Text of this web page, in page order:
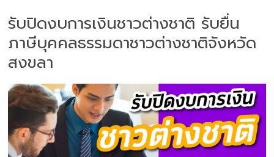
รับปิดงบการเงินชาวต่างชาติ รับยื่น
ภาษีบุคคลธรรมดาชาวต่างชาติจังหวัด
สงขลา